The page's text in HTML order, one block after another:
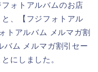
ォトアルバムのお店
、【フジフォトアル
トアルバム メルマガ割
バム メルマガ割引セー
にしました。